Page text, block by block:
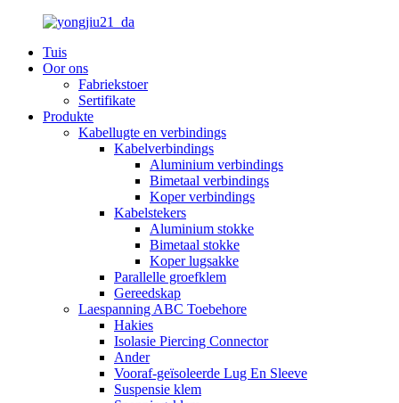
Tuis
Oor ons
Fabriekstoer
Sertifikate
Produkte
Kabellugte en verbindings
Kabelverbindings
Aluminium verbindings
Bimetaal verbindings
Koper verbindings
Kabelstekers
Aluminium stokke
Bimetaal stokke
Koper lugsakke
Parallelle groefklem
Gereedskap
Laespanning ABC Toebehore
Hakies
Isolasie Piercing Connector
Ander
Vooraf-geïsoleerde Lug En Sleeve
Suspensie klem